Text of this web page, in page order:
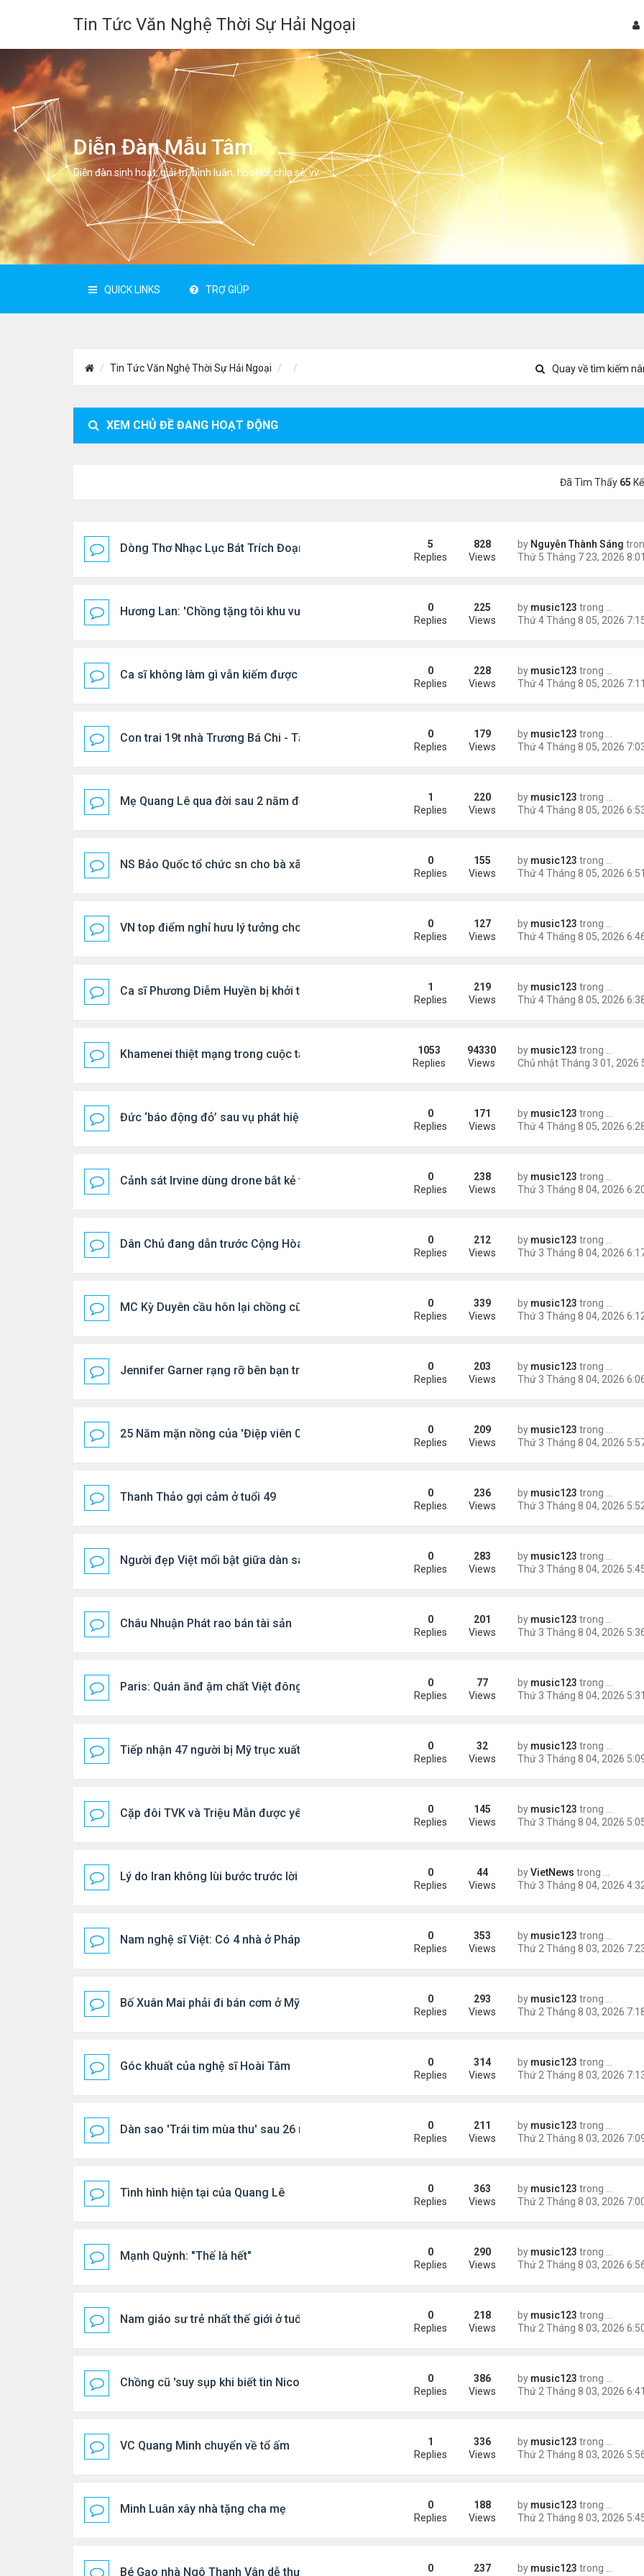
Tin Tức Văn Nghệ Thời Sự Hải Ngoại
Diễn Đàn Mẫu Tâm
Diễn đàn sinh hoạt, giải trí, bình luân, học hỏi, chia sẻ, vv.
QUICK LINKS TRỢ GIÚP
Tin Tức Văn Nghệ Thời Sự Hải Ngoại Quay về tìm kiếm
XEM CHỦ ĐỀ ĐANG HOẠT ĐỘNG
Đã Tìm Thấy 65
Dòng Thơ Nhạc Lục Bát Trích Đoạn - Gõ Google: nhat lang thu quan by Nguyễn Thành Sáng
5
Replies
828
Views
Hương Lan: 'Chồng tặng tôi khu vườn tình yêu' by music123 trong
Tin
0
Replies
225
Views
Ca sĩ không làm gì vẫn kiếm được 400 triệu đồng/tháng by music123 trong
0
Replies
228
Views
Con trai 19t nhà Trương Bá Chi - Tạ Đình Phong by music123 trong
0
Replies
179
Views
Mẹ Quang Lê qua đời sau 2 năm đột quỵ. by music123 trong
1
Replies
220
Views
NS Bảo Quốc tổ chức sn cho bà xã by music123 trong
0
Replies
155
Views
VN top điểm nghỉ hưu lý tưởng cho người Mỹ by music123 trong
0
Replies
127
Views
Ca sĩ Phương Diễm Huyền bị khởi tố by music123 trong
1
Replies
219
Views
Khamenei thiệt mạng trong cuộc tấn công phối hợp giữa Mỹ và Israel by music123 trong
1053
Replies
94330
Views
Đức ‘báo động đỏ’ sau vụ phát hiện UAV mang chất nổ ở sân bay by music123 trong
0
Replies
171
Views
Cảnh sát Irvine dùng drone bắt kẻ trộm trong Walmart by music123 trong
0
Replies
238
Views
Dân Chủ đang dẫn trước Cộng Hòa trong các cuộc thăm dò dư luận by music123 trong
0
Replies
212
Views
MC Kỳ Duyên cầu hôn lại chồng cũ by music123 trong
0
Replies
339
Views
Jennifer Garner rạng rỡ bên bạn trai kém 6 tuổi by music123 trong
0
Replies
203
Views
25 Năm mặn nồng của 'Điệp viên 007' by music123 trong
0
Replies
209
Views
Thanh Thảo gợi cảm ở tuổi 49 by music123 trong
0
Replies
236
Views
Người đẹp Việt mổi bật giữa dàn sao châu Á by music123 trong
0
Replies
283
Views
Châu Nhuận Phát rao bán tài sản by music123 trong
0
Replies
201
Views
Paris: Quán ănđ ậm chất Việt đông kín khách chờ by music123 trong
0
Replies
77
Views
Tiếp nhận 47 người bị Mỹ trục xuất, Công an khuyến cáo by music123 trong
0
Replies
32
Views
Cặp đôi TVK và Triệu Mẫn được yêu thích nhất by music123 trong
0
Replies
145
Views
Lý do Iran không lùi bước trước lời đe dọa của ông Trump byVietNews trong
0
Replies
44
Views
Nam nghệ sĩ Việt: Có 4 nhà ở Pháp, sống gần tháp Eiffel... by music123 trong
0
Replies
353
Views
Bố Xuân Mai phải đi bán cơm ở Mỹ by music123 trong
0
Replies
293
Views
Góc khuất của nghệ sĩ Hoài Tâm by music123 trong
0
Replies
314
Views
Dàn sao 'Trái tim mùa thu' sau 26 năm by music123 trong
0
Replies
211
Views
Tình hình hiện tại của Quang Lê by music123 trong
0
Replies
363
Views
Mạnh Quỳnh: "Thế là hết" by music123 trong
0
Replies
290
Views
Nam giáo sư trẻ nhất thế giới ở tuổi 18 by music123 trong
0
Replies
218
Views
Chồng cũ 'suy sụp khi biết tin Nicole Kidman có tình mới' by music123 trong
0
Replies
386
Views
VC Quang Minh chuyển về tổ ấm by music123 trong
1
Replies
336
Views
Minh Luân xây nhà tặng cha mẹ by music123 trong
0
Replies
188
Views
Bé Gạo nhà Ngô Thanh Vân dễ thương trong tiệc thôi nôi by music123 trong
0
237